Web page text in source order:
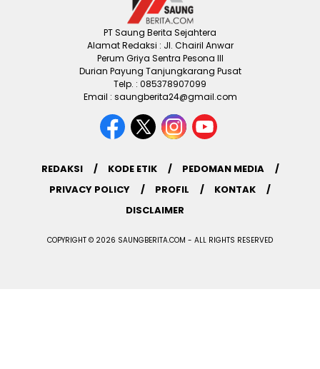
PT Saung Berita Sejahtera
Alamat Redaksi : Jl. Chairil Anwar
Perum Griya Sentra Pesona III
Durian Payung Tanjungkarang Pusat
Telp. : 085378907099
Email : saungberita24@gmail.com
REDAKSI KODE ETIK
PEDOMAN MEDIA
PRIVACY POLICY
PROFIL
KONTAK
DISCLAIMER
COPYRIGHT © 2026 SAUNGBERITA.COM - ALL RIGHTS RESERVED